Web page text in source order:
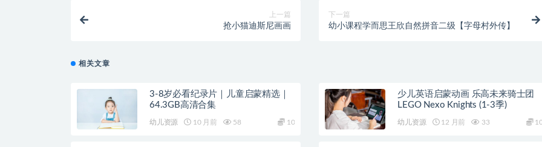
上一篇
抢小猫迪斯尼画画
下一篇
幼小课程学而思王欣自然拼音二级【字母村外传】
相关文章
3-8岁必看纪录片｜儿童启蒙精选｜
64.3GB高清合集
幼儿资源 10 月前 58 10
少儿英语启蒙动画 乐高未来骑士团
LEGO Nexo Knights (1-3季)
幼儿资源 12 月前 33